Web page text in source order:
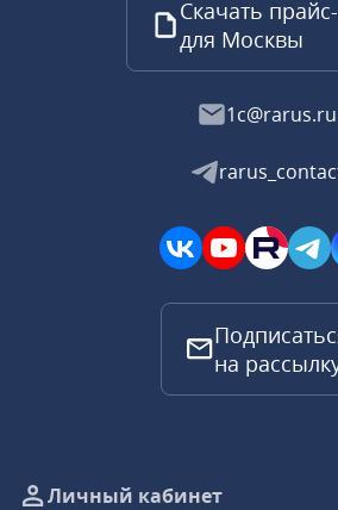
Скачать
для Москвы
1c@rarus.ru
на
Личный кабинет